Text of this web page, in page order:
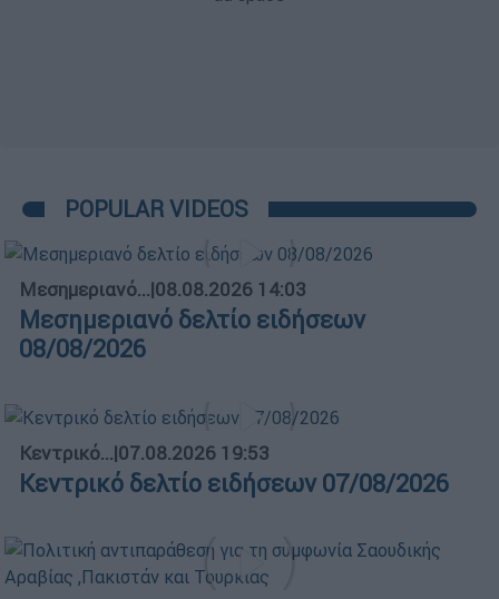
POPULAR VIDEOS
Μεσημεριανό...|08.08.2026 14:03
Μεσημεριανό δελτίο ειδήσεων
08/08/2026
Κεντρικό...|07.08.2026 19:53
Κεντρικό δελτίο ειδήσεων 07/08/2026